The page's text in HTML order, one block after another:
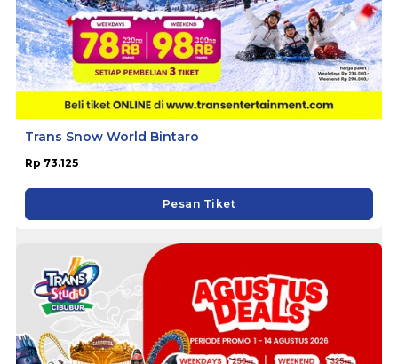
Trans Snow World Bintaro
Rp 73.125
Pesan Tiket